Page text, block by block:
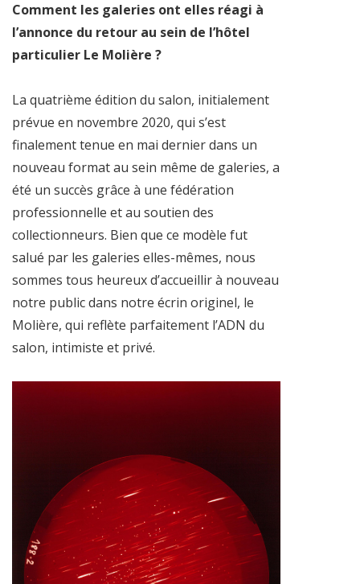
Comment les galeries ont elles réagi à
l’annonce du retour au sein de l’hôtel
particulier Le Molière ?
La quatrième édition du salon, initialement
prévue en novembre 2020, qui s’est
finalement tenue en mai dernier dans un
nouveau format au sein même de galeries, a
été un succès grâce à une fédération
professionnelle et au soutien des
collectionneurs. Bien que ce modèle fut
salué par les galeries elles-mêmes, nous
sommes tous heureux d’accueillir à nouveau
notre public dans notre écrin originel, le
Molière, qui reflète parfaitement l’ADN du
salon, intimiste et privé.